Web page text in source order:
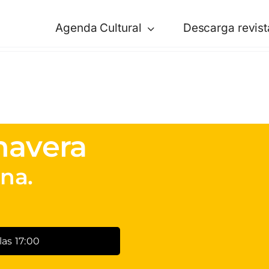
Agenda Cultural Descarga
17:00